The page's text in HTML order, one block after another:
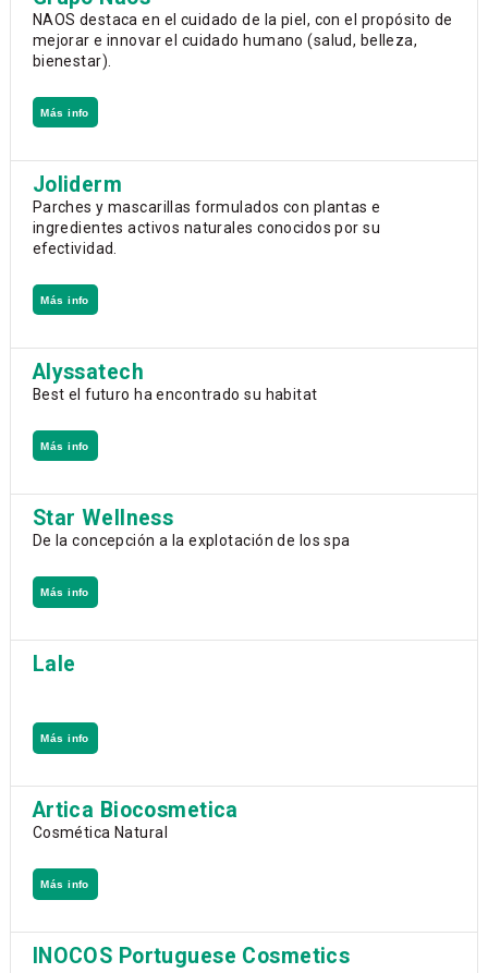
NAOS destaca en el cuidado de la piel, con el propósito de
mejorar e innovar el cuidado humano (salud, belleza,
bienestar).
Más info
Joliderm
Parches y mascarillas formulados con plantas e
ingredientes activos naturales conocidos por su
efectividad.
Más info
Alyssatech
Best el futuro ha encontrado su habitat
Más info
Star Wellness
De la concepción a la explotación de los spa
Más info
Lale
Más info
Artica Biocosmetica
Cosmética Natural
Más info
INOCOS Portuguese Cosmetics